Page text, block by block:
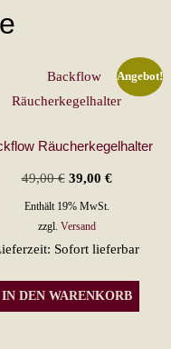
Angebot!
Räucherkegelhalter
49,00€ Ursprünglicher
Preis
war:
49,00 €
39,00 €Aktueller
39,00 €.
Enthält 19% MwSt.
zzgl. Versand
Sofort lieferbar
IN DEN WARENKORB